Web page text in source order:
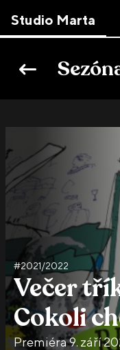
↷
Studio Marta
#2021/2022
Večer
Cokoli
Premiéra 9. září